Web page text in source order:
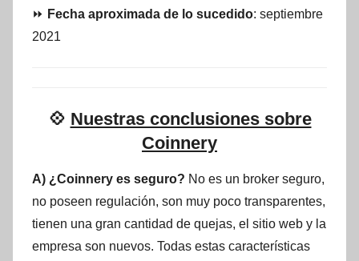
⏩ Fecha aproximada de lo sucedido: septiembre
2021
💠 Nuestras conclusiones sobre
Coinnery
A) ¿Coinnery es seguro? No es un broker seguro,
no poseen regulación, son muy poco transparentes,
tienen una gran cantidad de quejas, el sitio web y la
empresa son nuevos. Todas estas características